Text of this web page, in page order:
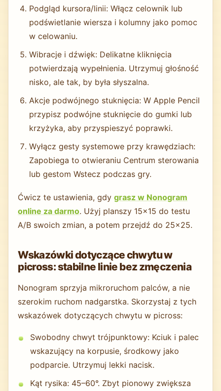
Podgląd kursora/linii: Włącz celownik lub
podświetlanie wiersza i kolumny jako pomoc
w celowaniu.
Wibracje i dźwięk: Delikatne kliknięcia
potwierdzają wypełnienia. Utrzymuj głośność
nisko, ale tak, by była słyszalna.
Akcje podwójnego stuknięcia: W Apple Pencil
przypisz podwójne stuknięcie do gumki lub
krzyżyka, aby przyspieszyć poprawki.
Wyłącz gesty systemowe przy krawędziach:
Zapobiega to otwieraniu Centrum sterowania
lub gestom Wstecz podczas gry.
Ćwicz te ustawienia, gdygrasz w Nonogram
online za darmo. Użyj planszy 15×15 do testu
A/B swoich zmian, a potem przejdź do 25×25.
Wskazówki dotyczące chwytu w
picross: stabilne linie bez zmęczenia
Nonogram sprzyja mikroruchom palców, a nie
szerokim ruchom nadgarstka. Skorzystaj z tych
wskazówek dotyczących chwytu w picross:
Swobodny chwyt trójpunktowy: Kciuk i palec
wskazujący na korpusie, środkowy jako
podparcie. Utrzymuj lekki nacisk.
Kąt rysika: 45–60°. Zbyt pionowy zwiększa